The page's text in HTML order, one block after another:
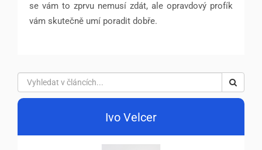
se vám to zprvu nemusí zdát, ale opravdový profík
vám skutečně umí poradit dobře.
Ivo Velcer